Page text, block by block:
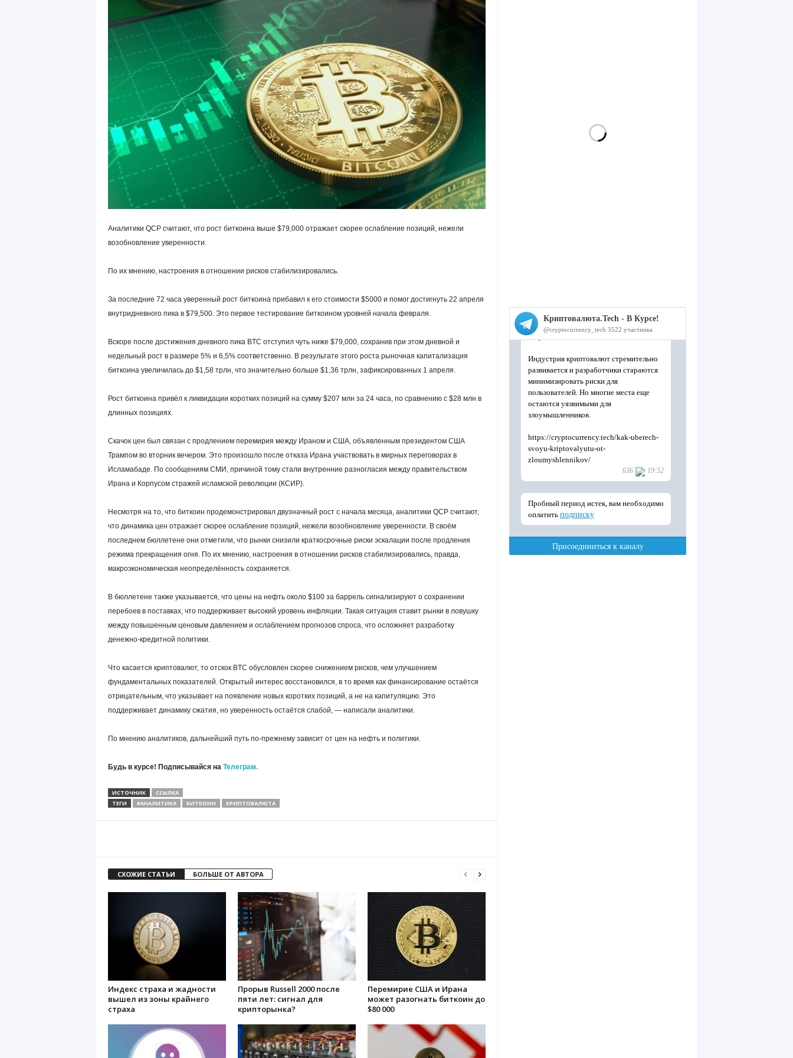
Аналитики QCP считают, что рост биткоина выше $79,000 отражает скорее ослабление позиций, нежели
возобновление уверенности.
По их мнению, настроения в отношении рисков стабилизировались.
За последние 72 часа уверенный рост биткоина прибавил к его стоимости $5000 и помог достигнуть 22 апреля
внутридневного пика в $79,500. Это первое тестирование биткоином уровней начала февраля.
Вскоре после достижения дневного пика BTC отступил чуть ниже $79,000, сохранив при этом дневной и
недельный рост в размере 5% и 6,5% соответственно. В результате этого роста рыночная капитализация
биткоина увеличилась до $1,58 трлн, что значительно больше $1,36 трлн, зафиксированных 1 апреля.
Рост биткоина привёл к ликвидации коротких позиций на сумму $207 млн за 24 часа, по сравнению с $28 млн в
длинных позициях.
Cкачок цен был связан с продлением перемирия между Ираном и США, объявленным президентом США
Трампом во вторник вечером. Это произошло после отказа Ирана участвовать в мирных переговорах в
Исламабаде. По сообщениям СМИ, причиной тому стали внутренние разногласия между правительством
Ирана и Корпусом стражей исламской революции (КСИР).
Несмотря на то, что биткоин продемонстрировал двузначный рост с начала месяца, аналитики QCP считают,
что динамика цен отражает скорее ослабление позиций, нежели возобновление уверенности. В своём
последнем бюллетене они отметили, что рынки снизили краткосрочные риски эскалации после продления
режима прекращения огня. По их мнению, настроения в отношении рисков стабилизировались, правда,
макроэкономическая неопределённость сохраняется.
В бюллетене также указывается, что цены на нефть около $100 за баррель сигнализируют о сохранении
перебоев в поставках, что поддерживает высокий уровень инфляции. Такая ситуация ставит рынки в ловушку
между повышенным ценовым давлением и ослаблением прогнозов спроса, что осложняет разработку
денежно-кредитной политики.
Что касается криптовалют, то отскок BTC обусловлен скорее снижением рисков, чем улучшением
фундаментальных показателей. Открытый интерес восстановился, в то время как финансирование остаётся
отрицательным, что указывает на появление новых коротких позиций, а не на капитуляцию. Это
поддерживает динамику сжатия, но уверенность остаётся слабой, — написали аналитики.
По мнению аналитиков, дальнейший путь по-прежнему зависит от цен на нефть и политики.
Будь в курсе! Подписывайся на Телеграм.
ИСТОЧНИК
ССЫЛКА
ТЕГИ
#АНАЛИТИКА БИТКОИН КРИПТОВАЛЮТА
СХОЖИЕ СТАТЬИ БОЛЬШЕ ОТ АВТОРА
Индекс страха и жадности
вышел из зоны крайнего
страха
Прорыв Russell 2000 после
пяти лет: сигнал для
крипторынка?
Перемирие США и Ирана
может разогнать биткоин до
$80 000